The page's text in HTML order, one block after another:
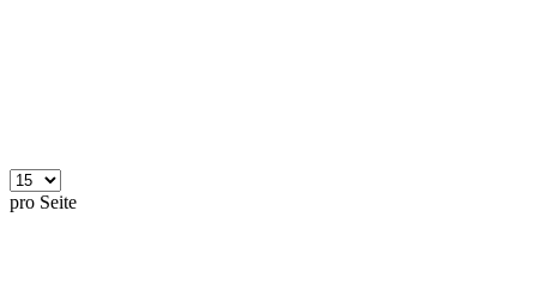
pro Seite